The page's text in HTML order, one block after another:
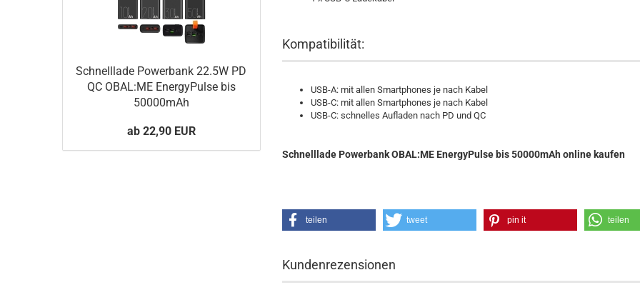
Kompatibilität:
USB-A: mit allen Smartphones je nach Kabel
USB-C: mit allen Smartphones je nach Kabel
USB-C: schnelles Aufladen nach PD und QC
Schnelllade Powerbank OBAL:ME EnergyPulse bis 50000mAh online kaufen
teilen tweet pin it teilen
Kundenrezensionen
Schnelllade Powerbank 22.5W PD
QC OBAL:ME EnergyPulse bis
50000mAh
ab 22,90 EUR